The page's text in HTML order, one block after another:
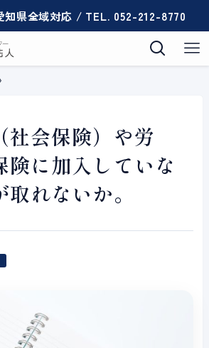
県全域対応 / TEL. 052-212-8770
社会保険）や労
険に加入していな
れないか。